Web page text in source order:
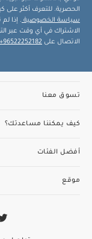
الحصرية. للتعرف أكثر على
سياسة الخصوصية . إذا
الاشتراك في أي وقت عبر
الاتصال على 96522252182+
تسوق معنا
كيف يمكننا مساعدتك؟
أفضل الفئات
موقع